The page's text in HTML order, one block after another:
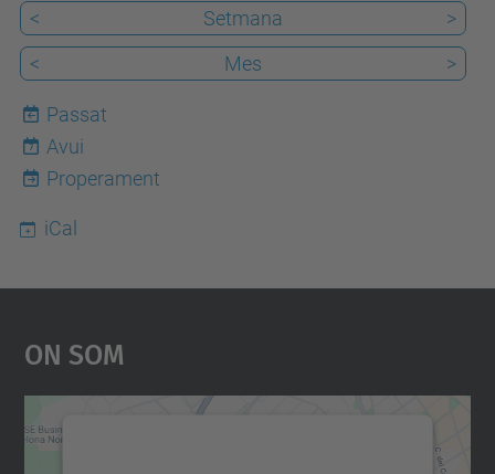
<
Setmana
>
<
Mes >
Passat
7
Avui
Properament
iCal
On Som